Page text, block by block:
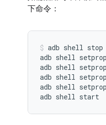
下命令：
adb shell stop
adb shell setprop
adb shell setprop
adb shell setprop
adb shell